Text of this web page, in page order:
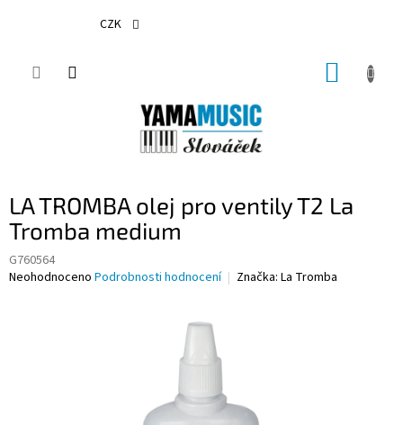
CZK
LA TROMBA olej pro ventily T2 La
Tromba medium
G760564
Průměrné
Neohodnoceno Podrobnosti hodnocení Značka: La Tromba